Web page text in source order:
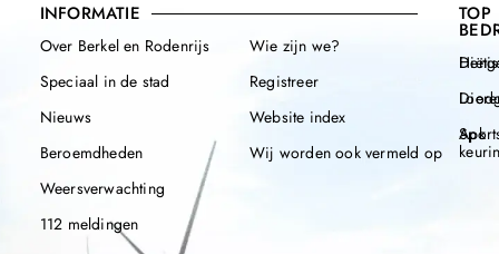
INFORMATIE
Over Berkel en Rodenrijs
Speciaal in de stad
Nieuws
Beroemdheden
Weersverwachting
112 meldingen
Wie zijn we?
Registreer
Website index
Wij worden ook vermeld op
TOP
Apk